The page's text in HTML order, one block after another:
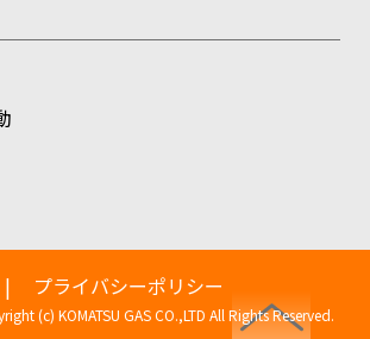
プライバシーポリシー
(c) KOMATSU GAS CO.,LTD All Rights Reserved.